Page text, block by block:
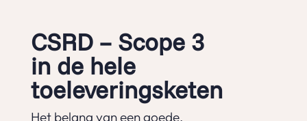
CSRD – Scope 3
in de hele
toeleveringsketen
Het belang van een goede,